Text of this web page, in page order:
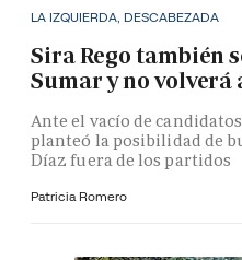
LA IZQUIERDA, DESCABEZADA
Sira Rego también
Sumar y no
Ante el vacío de
planteó la posibilidad de
Díaz fuera de los partidos
Patricia Romero